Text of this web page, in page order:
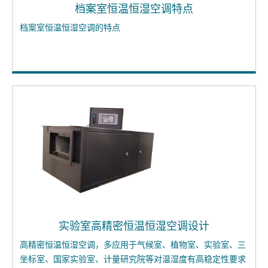
档案室恒温恒湿空调特点
档案室恒温恒湿空调的特点
实验室高精密恒温恒湿空调设计
高精密恒温恒湿空调，多应用于气候室、植物室、实验室、三
坐标室、国家实验室、计量研究院等对温湿度有高稳定性要求